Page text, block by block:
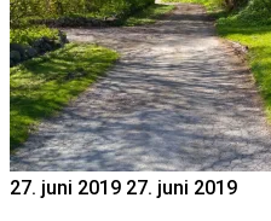
27. juni 2019 27. juni 2019